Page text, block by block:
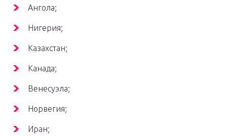
Ангола;
Нигерия;
Казахстан;
Канада;
Венесуэла;
Норвегия;
Иран;